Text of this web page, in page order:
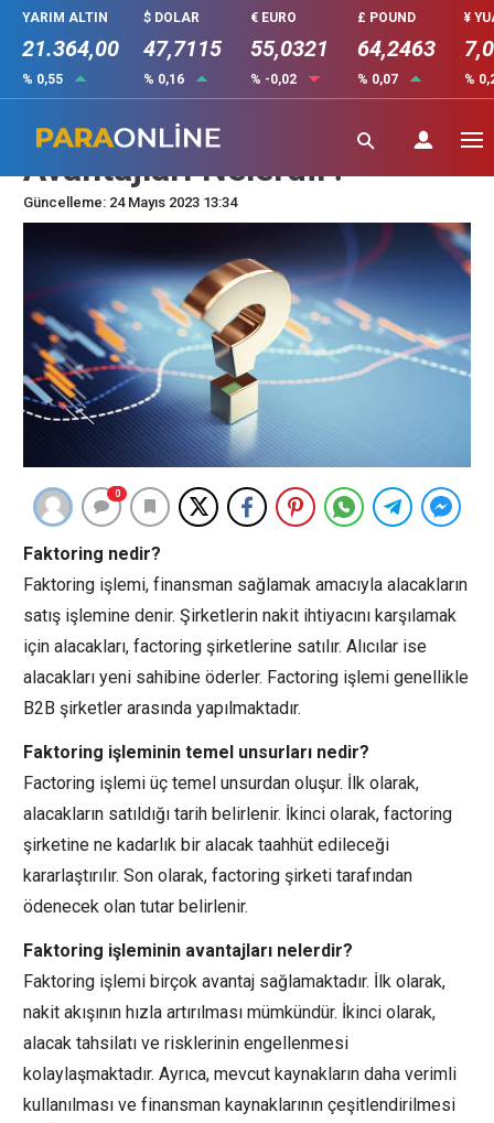
YARIM ALTIN
21.364,00
% 0,55
$ DOLAR
47,7115
% 0,16
€ EURO
55,0321
% -0,02
£ POUND
64,2463
% 0,07
¥
%
Faktoring İşleminin
Avantajları Nelerdir?
Güncelleme: 24 Mayıs 2023 13:34
0
Faktoring nedir?
Faktoring işlemi, finansman sağlamak amacıyla alacakların
satış işlemine denir. Şirketlerin nakit ihtiyacını karşılamak
için alacakları, factoring şirketlerine satılır. Alıcılar ise
alacakları yeni sahibine öderler. Factoring işlemi genellikle
B2B şirketler arasında yapılmaktadır.
Faktoring işleminin temel unsurları nedir?
Factoring işlemi üç temel unsurdan oluşur. İlk olarak,
alacakların satıldığı tarih belirlenir. İkinci olarak, factoring
şirketine ne kadarlık bir alacak taahhüt edileceği
kararlaştırılır. Son olarak, factoring şirketi tarafından
ödenecek olan tutar belirlenir.
Faktoring işleminin avantajları nelerdir?
Faktoring işlemi birçok avantaj sağlamaktadır. İlk olarak,
nakit akışının hızla artırılması mümkündür. İkinci olarak,
alacak tahsilatı ve risklerinin engellenmesi
kolaylaşmaktadır. Ayrıca, mevcut kaynakların daha verimli
kullanılması ve finansman kaynaklarının çeşitlendirilmesi